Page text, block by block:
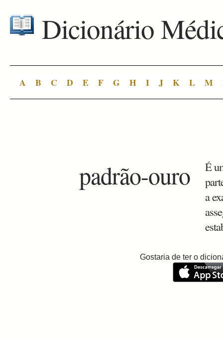
Dicionário
A B C D E F G H I J K L M
padrão-ouro
É
a
Gostaria de ter o